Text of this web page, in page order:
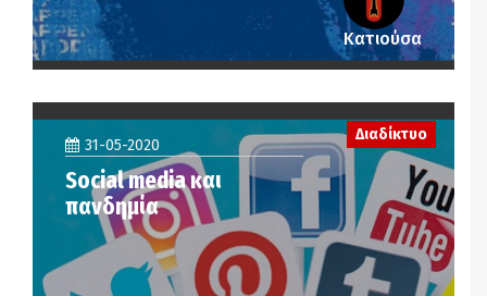
Κατιούσα
31-05-2020
Social media και
πανδημία
Διαδίκτυο